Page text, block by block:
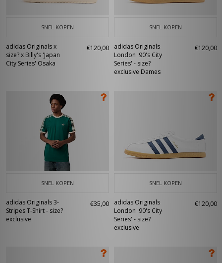
SNEL KOPEN
adidas Originals x
size? x Billy's 'Japan
City Series' Osaka
€120,00
SNEL KOPEN
adidas Originals
London '90's City
Series' - size?
exclusive Dames
€120,00
SNEL KOPEN
adidas Originals 3-
Stripes T-Shirt - size?
exclusive
€35,00
SNEL KOPEN
adidas Originals
London '90's City
Series' - size?
exclusive
€120,00